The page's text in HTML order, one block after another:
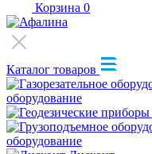
Корзина 0
Каталог товаров
оборудование
оборудование